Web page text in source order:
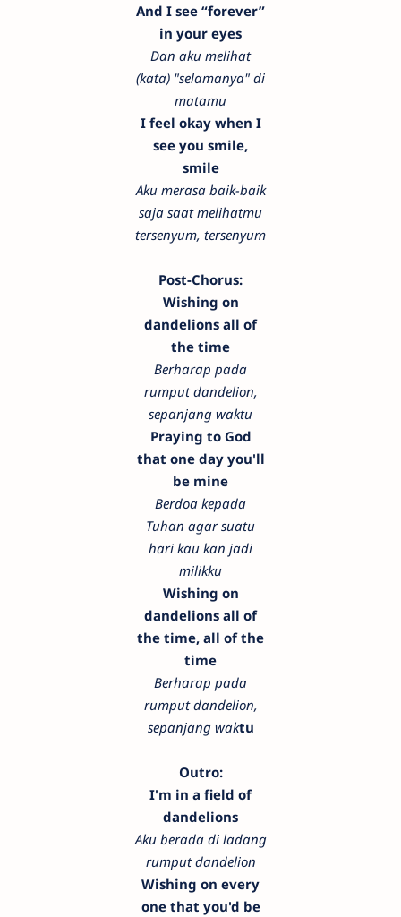
And I see “forever”
in your eyes
Dan aku melihat
(kata) "selamanya" di
matamu
I feel okay when I
see you smile,
smile
Aku merasa baik-baik
saja saat melihatmu
tersenyum, tersenyum
Post-Chorus:
Wishing on
dandelions all of
the time
Berharap pada
rumput dandelion,
sepanjang waktu
Praying to God
that one day you'll
be mine
Berdoa kepada
Tuhan agar suatu
hari kau kan jadi
milikku
Wishing on
dandelions all of
the time, all of the
time
Berharap pada
rumput dandelion,
sepanjang waktu
Outro:
I'm in a field of
dandelions
Aku berada di ladang
rumput dandelion
Wishing on every
one that you'd be